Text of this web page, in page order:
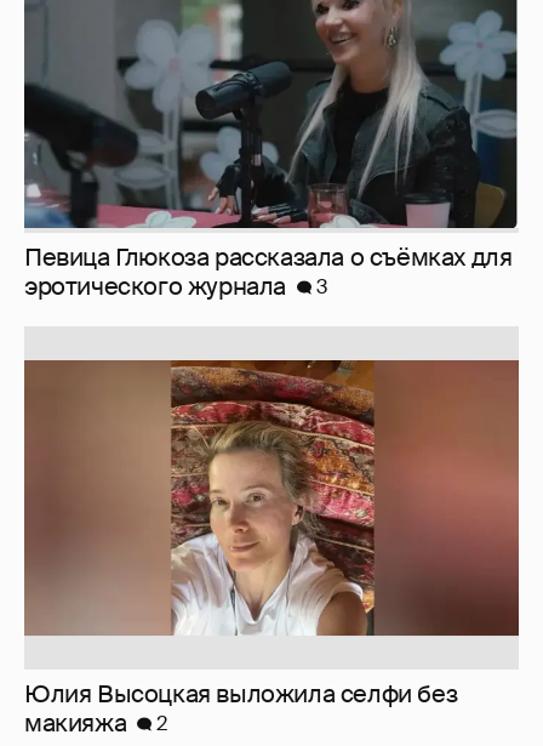
Юлия Высоцкая выложила селфи без